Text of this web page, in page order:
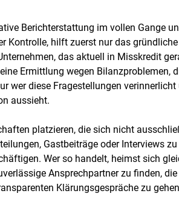
Berichterstattung im vollen Gange
Kontrolle, hilft zuerst nur das
das aktuell in Misskredit
Ermittlung wegen
wer diese Fragestellungen
aussieht.
platzieren, die sich nicht
Gastbeiträge oder Interviews
Wer so handelt, heimst sich
Ansprechpartner zu finden,
Klärungsgespräche zu